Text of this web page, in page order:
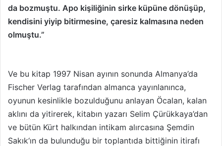
da bozmuştu. Apo kişiliğinin sirke küpüne dönüşüp,
kendisini yiyip bitirmesine, çaresiz kalmasına neden
olmuştu.”
Ve bu kitap 1997 Nisan ayının sonunda Almanya’da
Fischer Verlag tarafından almanca yayınlanınca,
oyunun kesinlikle bozulduğunu anlayan Öcalan, kalan
aklını da yitirerek, kitabın yazarı Selim Çürükkaya’dan
ve bütün Kürt halkından intikam alırcasına Şemdin
Sakık‘ın da bulunduğu bir toplantıda bittiğinin itirafı